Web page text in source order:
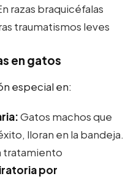
razas braquicéfalas
traumatismos leves
en gatos
especial en:
Gatos machos que
lloran en la bandeja.
tratamiento
por